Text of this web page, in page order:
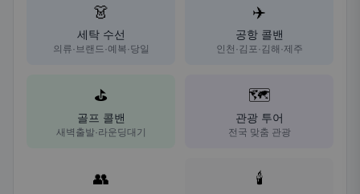
👗
세탁 수선
의류·브랜드·예복·당일
✈️
공항 콜밴
인천·김포·김해·제주
⛳
골프 콜밴
새벽출발·라운딩대기
🗺️
관광 투어
전국 맞춤 관광
👥 🕯️